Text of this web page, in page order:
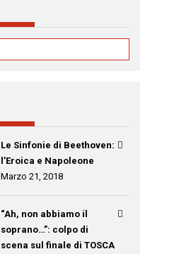
Le Sinfonie di Beethoven:
l’Eroica e Napoleone
Marzo 21, 2018
“Ah, non abbiamo il
soprano…”: colpo di
scena sul finale di TOSCA